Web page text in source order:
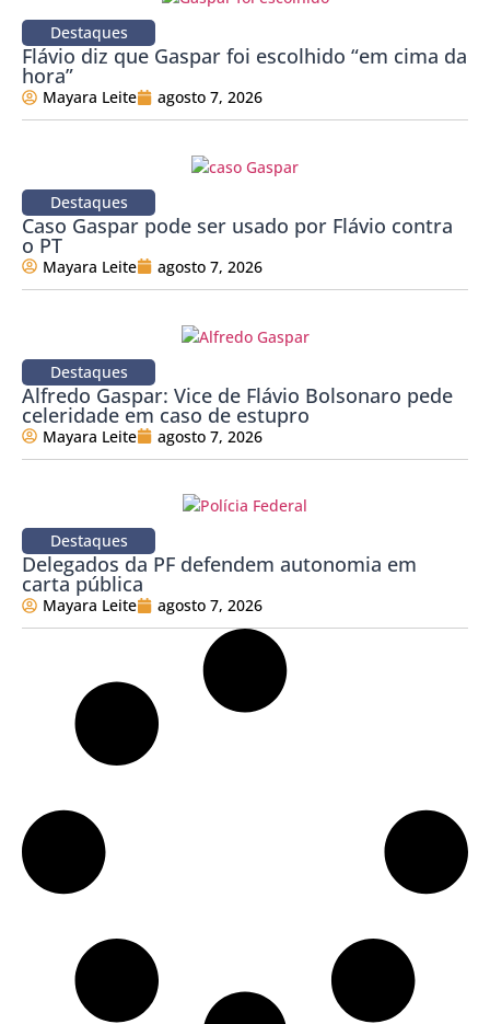
Destaques
Flávio diz que Gaspar foi escolhido “em cima da
hora”
Mayara Leite agosto 7, 2026
Destaques
Caso Gaspar pode ser usado por Flávio contra
o PT
Mayara Leite agosto 7, 2026
Destaques
Alfredo Gaspar: Vice de Flávio Bolsonaro pede
celeridade em caso de estupro
Mayara Leite agosto 7, 2026
Destaques
Delegados da PF defendem autonomia em
carta pública
Mayara Leite agosto 7, 2026